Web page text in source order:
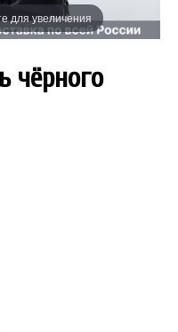
для увеличения
чёрного